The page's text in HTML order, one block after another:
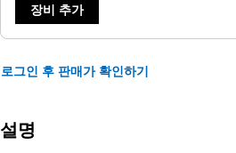
장비 추가
로그인 후 판매가 확인하기
설명